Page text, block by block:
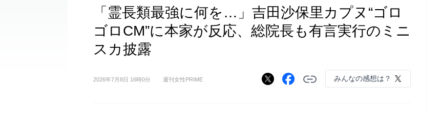
「霊長類最強に何を…」吉田沙保里カプヌ“ゴロ
ゴロCM”に本家が反応、総院長も有言実行のミニ
スカ披露
2026年7月8日 16時0分 週刊女性PRIME みんなの感想は？